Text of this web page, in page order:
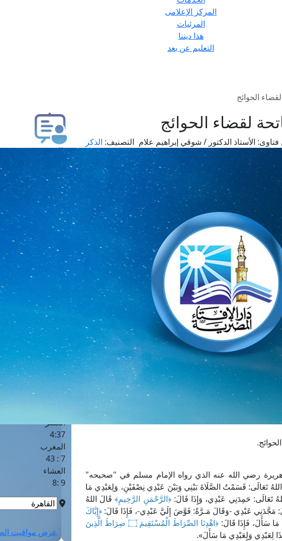
المركز الإعلامى
المرئيات
هذا ديننا
التعليم عن بعد
الحوائج
لقضاء الحوائج
الأستاذ الدكتور / شوقي إبراهيم علام التصنيف: الذكر
رضي الله عنه الذي رواه الإمام مسلم في "صحيحه"
تَعَالَى: قَسَمْتُ الصَّلَاةَ بَيْنِي وَبَيْنَ عَبْدِي نِصْفَيْنِ، وَلِعَبْدِي مَا
تَعَالَى: حَمِدَنِي عَبْدِي، وَإِذَا قَالَ:﴿الرَّحْمَنِ الرَّحِيمِ﴾ قَالَ اللهُ
مَجَّدَنِي عَبْدِي -وَقَالَ مَـرَّةً: فَوَّضَ إِلَيَّ عَبْدِي-، فَإِذَا قَالَ: ﴿إِيَّاكَ
سَأَلَ، فَإِذَا قَالَ:
﴿اهْدِنَا الصِّرَاطَ الْمُسْتَقِيمَ ۝ صِرَاطَ الَّذِينَ
لِعَبْدِي وَلِعَبْدِي مَا سَأَلَ».
طلب فتوى
استعلام عن فتوى
حجز موعد
الفتوى الهاتفية
مَواقِيتُ
القاهرة · 08 أغسطس 2026 م
الفجر
4 :42
الشروق
العصر
4:37
المغرب
7 : 43
العشاء
9 :8
عرض مواقيت